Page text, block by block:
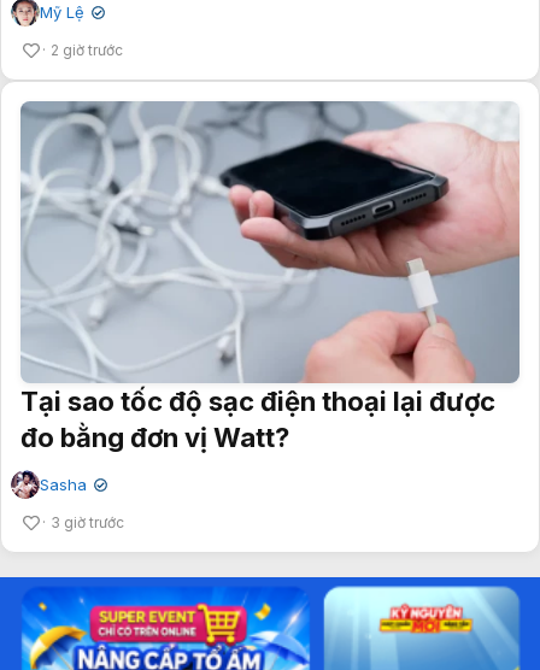
Mỹ Lệ ✔
2 giờ trước
Tại sao tốc độ sạc điện thoại lại được
đo bằng đơn vị Watt?
Sasha ✔
3 giờ trước